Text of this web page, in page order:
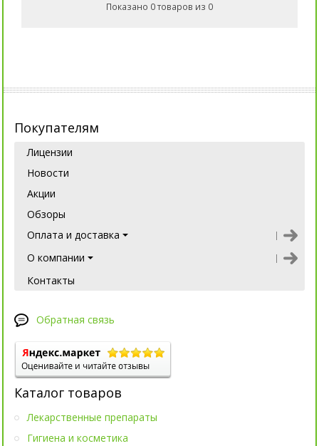
Показано 0 товаров из 0
Покупателям
Лицензии
Новости
Акции
Обзоры
Оплата и доставка
О компании
Контакты
Обратная связь
Каталог товаров
Лекарственные препараты
Гигиена и косметика